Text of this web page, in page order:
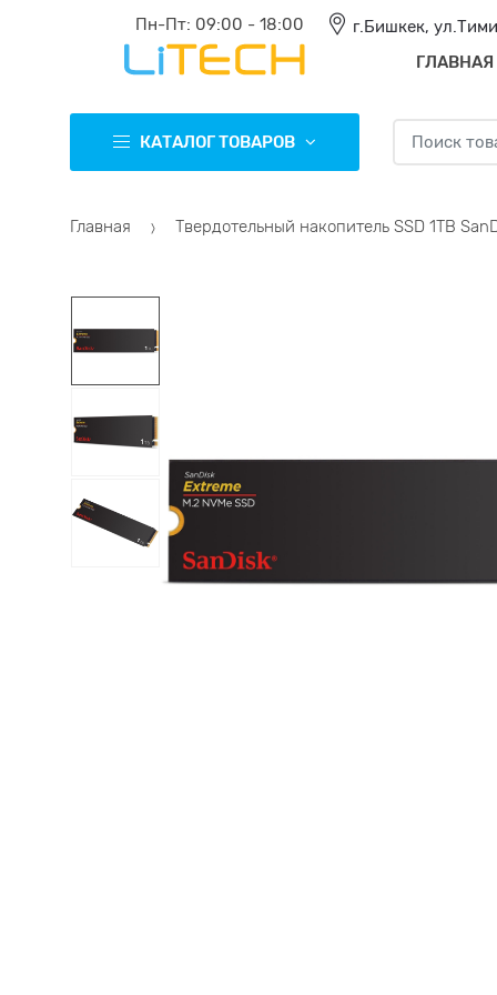
Пн-Пт: 09:00 - 18:00
г.Бишкек,
ГЛАВНАЯ
КАТАЛОГ ТОВАРОВ
Искать в:
Главная Твердотельный накопитель SSD 1TB